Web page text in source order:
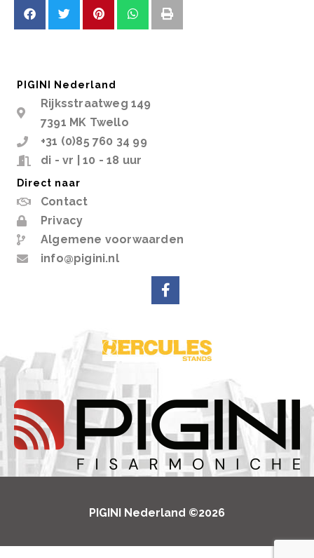
PIGINI Nederland
Rijksstraatweg 149
7391 MK Twello
+31 (0)85 760 34 99
di - vr | 10 - 18 uur
Direct naar
Contact
Privacy
Algemene voorwaarden
info@pigini.nl
PIGINI Nederland ©2026